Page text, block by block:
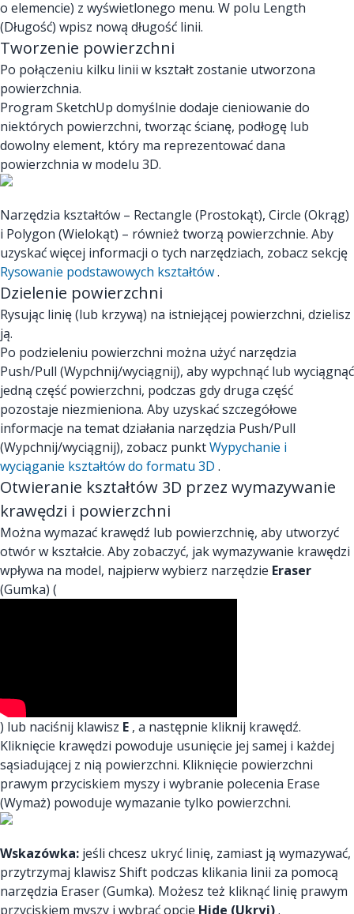
o elemencie) z wyświetlonego menu. W polu Length
(Długość) wpisz nową długość linii.
Tworzenie powierzchni
Po połączeniu kilku linii w kształt zostanie utworzona
powierzchnia.
Program SketchUp domyślnie dodaje cieniowanie do
niektórych powierzchni, tworząc ścianę, podłogę lub
dowolny element, który ma reprezentować dana
powierzchnia w modelu 3D.
Narzędzia kształtów – Rectangle (Prostokąt), Circle (Okrąg)
i Polygon (Wielokąt) – również tworzą powierzchnie. Aby
uzyskać więcej informacji o tych narzędziach, zobacz sekcję
Rysowanie podstawowych kształtów.
Dzielenie powierzchni
Rysując linię (lub krzywą) na istniejącej powierzchni, dzielisz
ją.
Po podzieleniu powierzchni można użyć narzędzia
Push/Pull (Wypchnij/wyciągnij), aby wypchnąć lub wyciągnąć
jedną część powierzchni, podczas gdy druga część
pozostaje niezmieniona. Aby uzyskać szczegółowe
informacje na temat działania narzędzia Push/Pull
(Wypchnij/wyciągnij), zobacz punktWypychanie i
wyciąganie kształtów do formatu 3D .
Otwieranie kształtów 3D przez wymazywanie
krawędzi i powierzchni
Można wymazać krawędź lub powierzchnię, aby utworzyć
otwór w kształcie. Aby zobaczyć, jak wymazywanie krawędzi
wpływa na model, najpierw wybierz narzędzie Eraser
(Gumka) (
) lub naciśnij klawisz E , a następnie kliknij krawędź.
Kliknięcie krawędzi powoduje usunięcie jej samej i każdej
sąsiadującej z nią powierzchni. Kliknięcie powierzchni
prawym przyciskiem myszy i wybranie polecenia Erase
(Wymaż) powoduje wymazanie tylko powierzchni.
Wskazówka: jeśli chcesz ukryć linię, zamiast ją wymazywać,
przytrzymaj klawisz Shift podczas klikania linii za pomocą
narzędzia Eraser (Gumka). Możesz też kliknąć linię prawym
przyciskiem myszy i wybrać opcję Hide (Ukryj).